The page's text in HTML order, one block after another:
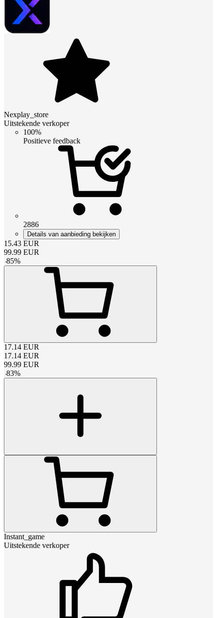
Nexplay_store
Uitstekende verkoper
100%
Positieve feedback
2886
Details van aanbieding bekijken
15.43 EUR
99.99 EUR
-85%
17.14 EUR
17.14 EUR
99.99 EUR
-83%
Instant_game
Uitstekende verkoper